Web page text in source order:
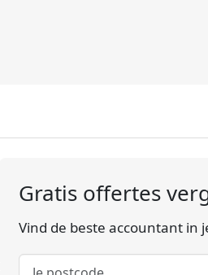
Gratis offertes
Vind de beste accountant in